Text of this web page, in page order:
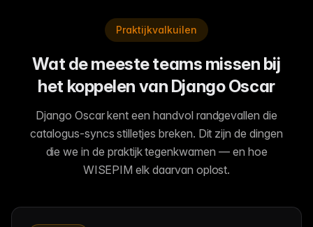
Praktijkvalkuilen
Wat de meeste teams missen bij
het koppelen van Django Oscar
Django Oscar kent een handvol randgevallen die
catalogus-syncs stilletjes breken. Dit zijn de dingen
die we in de praktijk tegenkwamen — en hoe
WISEPIM elk daarvan oplost.